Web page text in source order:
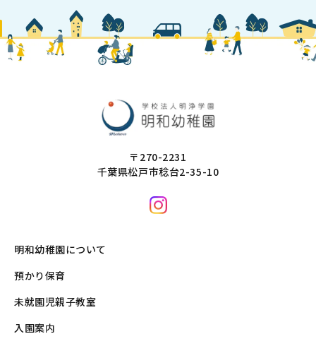
〒270-2231
千葉県松戸市稔台2-35-10
明和幼稚園について
預かり保育
未就園児親子教室
入園案内